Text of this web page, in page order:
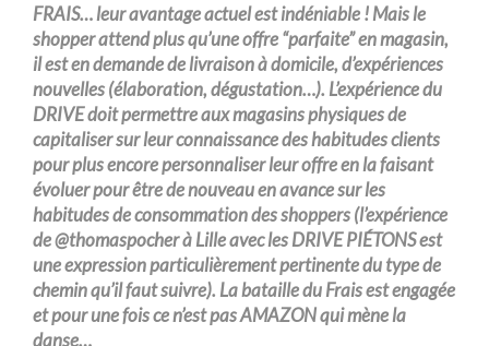
FRAIS… leur avantage actuel est indéniable ! Mais le
shopper attend plus qu’une offre “parfaite” en magasin,
il est en demande de livraison à domicile, d’expériences
nouvelles (élaboration, dégustation…). L’expérience du
DRIVE doit permettre aux magasins physiques de
capitaliser sur leur connaissance des habitudes clients
pour plus encore personnaliser leur offre en la faisant
évoluer pour être de nouveau en avance sur les
habitudes de consommation des shoppers (l’expérience
de @thomaspocher à Lille avec les DRIVE PIÉTONS est
une expression particulièrement pertinente du type de
chemin qu’il faut suivre). La bataille du Frais est engagée
et pour une fois ce n’est pas AMAZON qui mène la
danse…